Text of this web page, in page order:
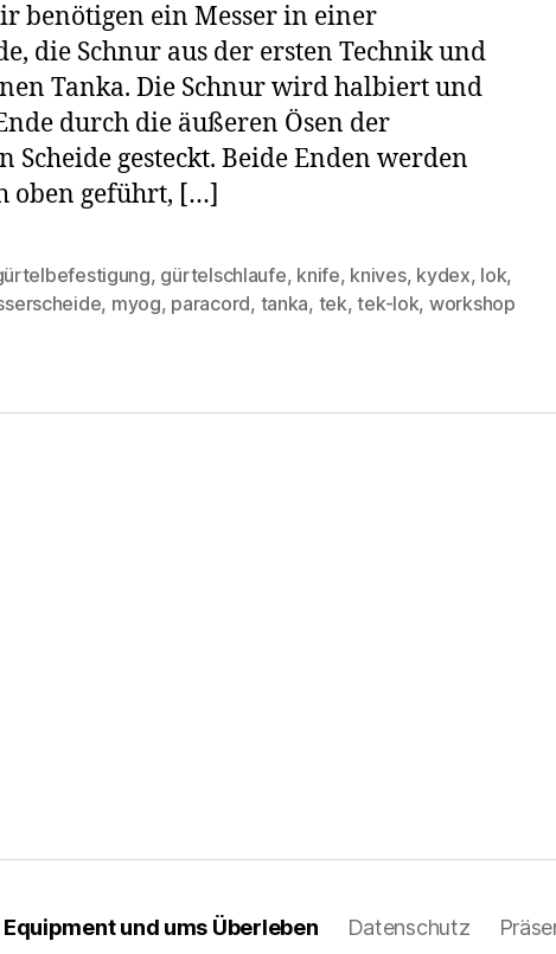
benötigen ein Messer in einer
die Schnur aus der ersten Technik und
Tanka. Die Schnur wird halbiert und
durch die äußeren Ösen der
Scheide gesteckt. Beide Enden werden
oben geführt, […]
, gürtelschlaufe, knife, knives, kydex, lok,
, myog, paracord, tanka, tek,tek-lok, workshop
und ums Überleben Datenschutz